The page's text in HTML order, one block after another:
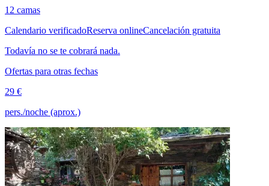
12 camas
Calendario verificadoReserva onlineCancelación gratuita
Todavía no se te cobrará nada.
Ofertas para otras fechas
29 €
pers./noche (aprox.)